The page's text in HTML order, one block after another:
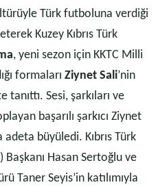
Türk futboluna verdiği
Kuzey Kıbrıs Türk
, yeni sezon için KKTC Milli
formaları Ziynet Sali’nin
tanıttı. Sesi, şarkıları ve
başarılı şarkıcı Ziynet
büyüledi. Kıbrıs Türk
Başkanı Hasan Sertoğlu ve
Taner Seyis’in katılımıyla